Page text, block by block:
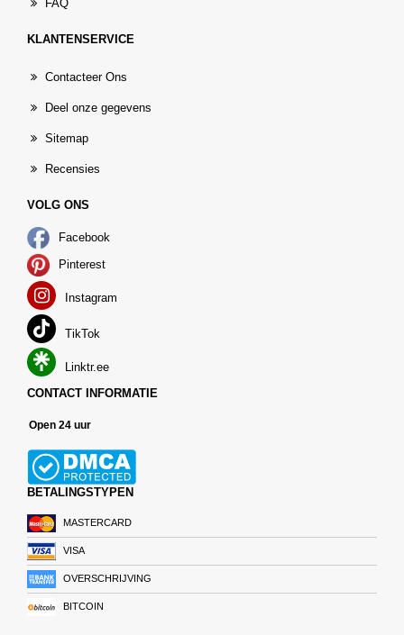
FAQ
KLANTENSERVICE
Contacteer Ons
Deel onze gegevens
Sitemap
Recensies
VOLG ONS
Facebook
Pinterest
Instagram
TikTok
Linktr.ee
CONTACT INFORMATIE
Open 24 uur
BETALINGSTYPEN
MASTERCARD
VISA
OVERSCHRIJVING
BITCOIN